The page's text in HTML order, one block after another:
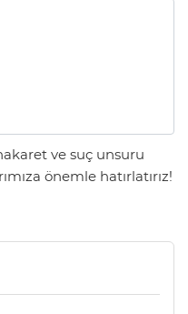
ve suç unsuru
önemle hatırlatırız!